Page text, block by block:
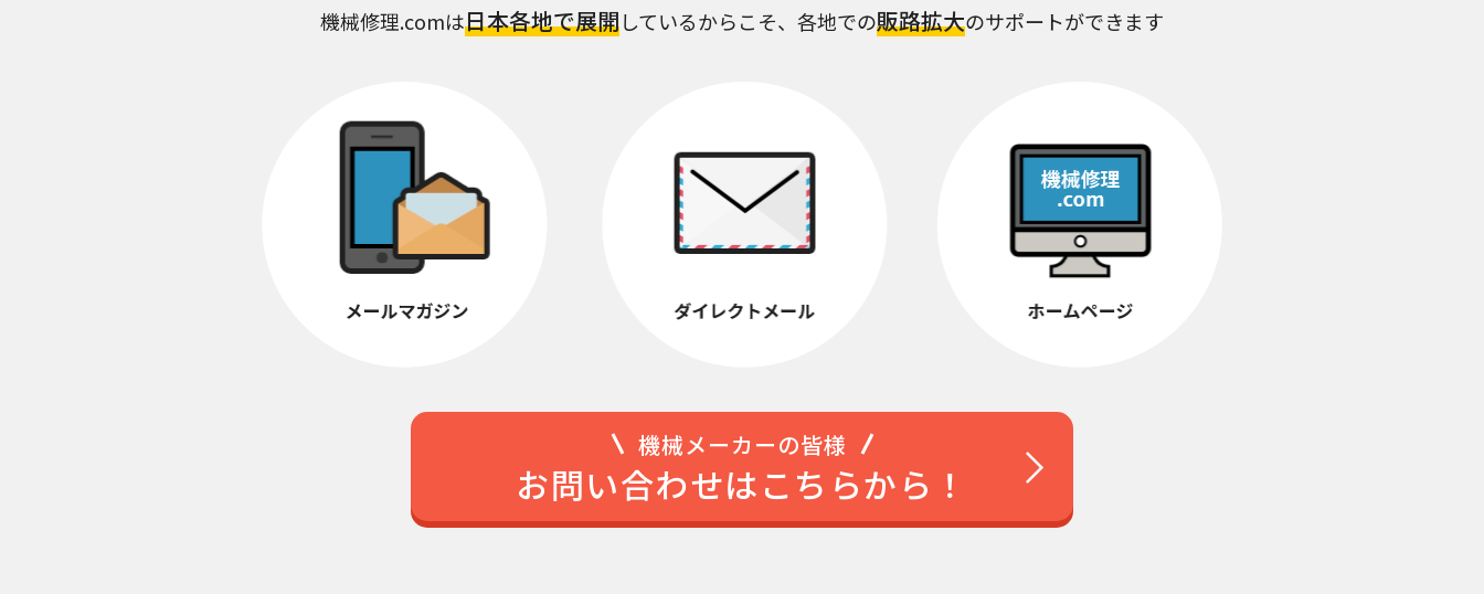
機械修理.comは日本各地で展開しているからこそ、各地での販路拡大のサポートができます
機械メーカーの皆様
お問い合わせはこちらから！